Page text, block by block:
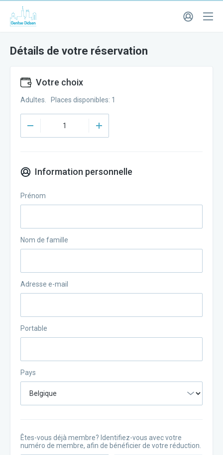
Détails de votre réservation
Votre choix
Adultes. Places disponibles: 1
Information personnelle
Prénom
Nom de famille
Adresse e-mail
Portable
Pays
Êtes-vous déjà membre? Identifiez-vous avec votre
numéro de membre, afin de bénéficier de votre réduction.